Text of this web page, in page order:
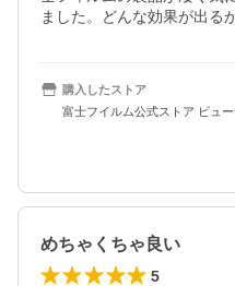
ました。どんな効果が出る
購入したストア
富士フイルム公式ストア ビュ
めちゃくちゃ良い
5